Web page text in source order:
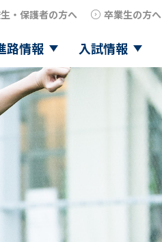
・保護者の方へ 卒業生の方へ
路情報 入試情報